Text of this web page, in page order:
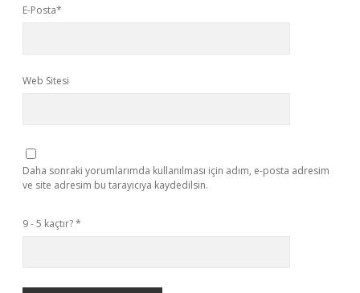
E-Posta*
Web Sitesi
Daha sonraki yorumlarımda kullanılması için adım, e-posta adresim
ve site adresim bu tarayıcıya kaydedilsin.
9 - 5 kaçtır?*